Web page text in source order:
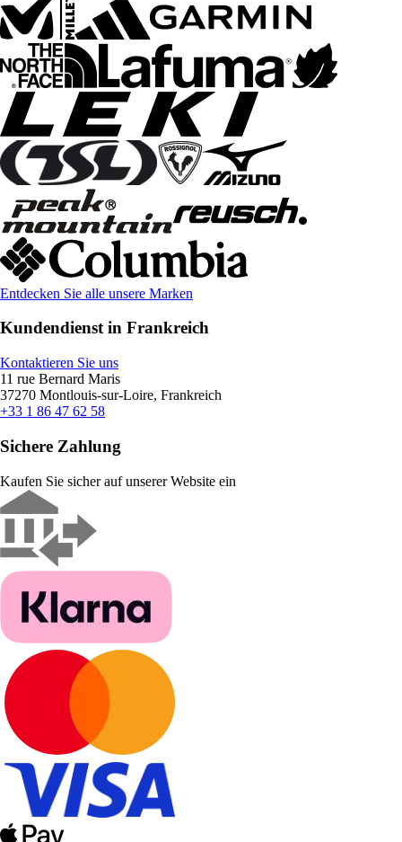
Entdecken Sie alle unsere Marken
Kundendienst in Frankreich
Kontaktieren Sie uns
11 rue Bernard Maris
37270 Montlouis-sur-Loire, Frankreich
+33 1 86 47 62 58
Sichere Zahlung
Kaufen Sie sicher auf unserer Website ein